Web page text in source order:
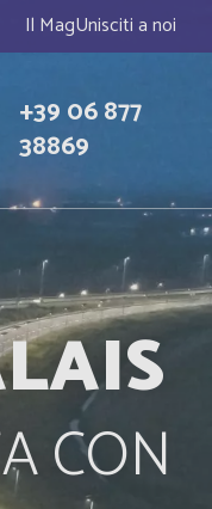
Il MagUnisciti a noi
+39 06 877
38869
CON